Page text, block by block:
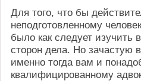
Для того, что бы
неподготовленному
было как следует изучить
сторон дела. Но зачастую
именно тогда вам и
квалифицированному